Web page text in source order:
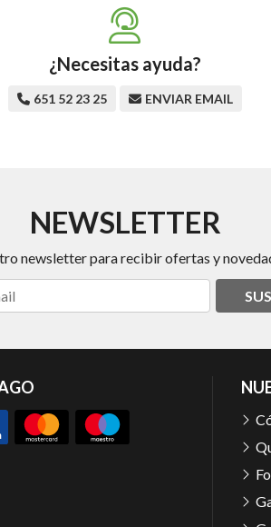
¿Necesitas ayuda?
651 52 23 25 ENVIAR EMAIL
NEWSLETTER
newsletter para recibir ofertas y